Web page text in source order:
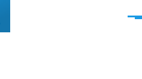
菜